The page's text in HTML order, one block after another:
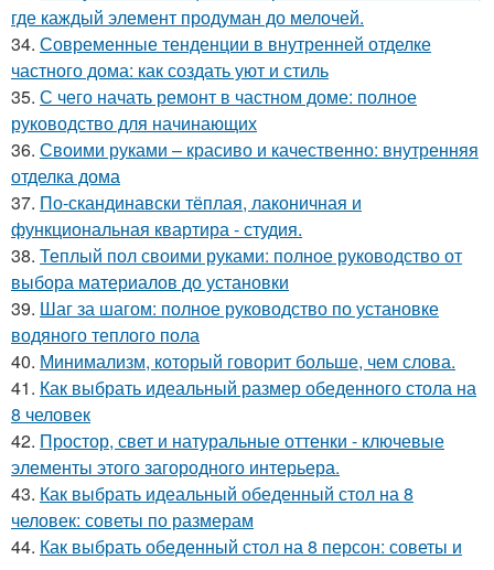
где каждый элемент продуман до мелочей.
34. Современные тенденции в внутренней отделке
частного дома: как создать уют и стиль
35. С чего начать ремонт в частном доме: полное
руководство для начинающих
36. Своими руками – красиво и качественно: внутренняя
отделка дома
37. По-скандинавски тёплая, лаконичная и
функциональная квартира - студия.
38. Теплый пол своими руками: полное руководство от
выбора материалов до установки
39. Шаг за шагом: полное руководство по установке
водяного теплого пола
40. Минимализм, который говорит больше, чем слова.
41. Как выбрать идеальный размер обеденного стола на
8 человек
42. Простор, свет и натуральные оттенки - ключевые
элементы этого загородного интерьера.
43. Как выбрать идеальный обеденный стол на 8
человек: советы по размерам
44. Как выбрать обеденный стол на 8 персон: советы и